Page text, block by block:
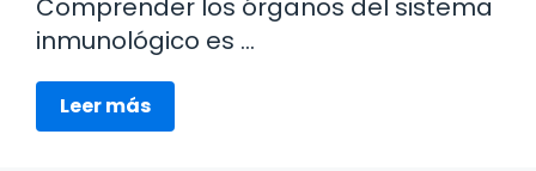
inmunológico es …
Leer más